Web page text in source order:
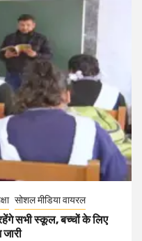
सोशल मीडिया वायरल
सभी स्कूल, बच्चों के लिए